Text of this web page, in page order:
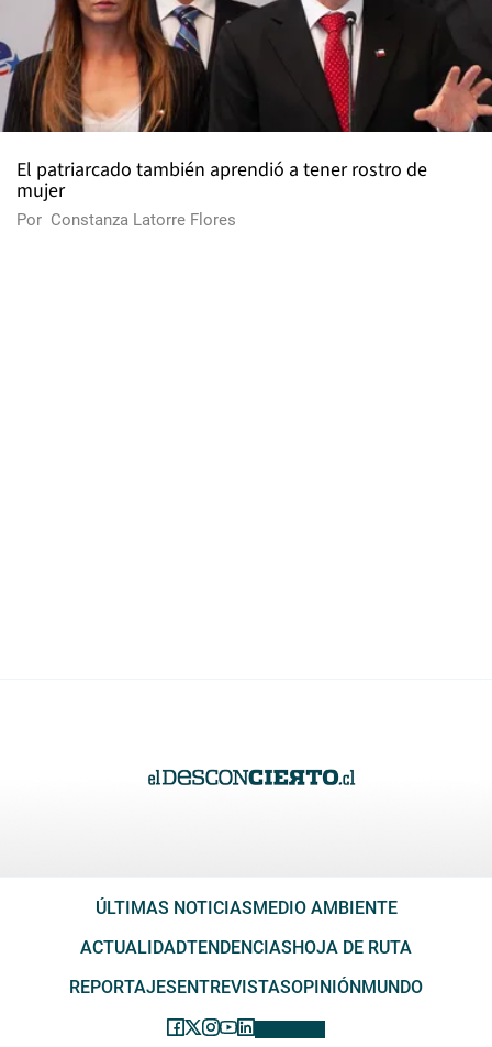
El patriarcado también aprendió a tener rostro de
mujer
Por Constanza Latorre Flores
ÚLTIMAS NOTICIASMEDIO AMBIENTE
ACTUALIDADTENDENCIASHOJA DE RUTA
REPORTAJESENTREVISTASOPINIÓNMUNDO